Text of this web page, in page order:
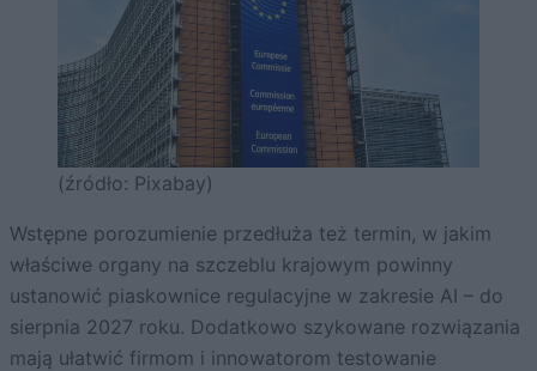
(źródło: Pixabay)
Wstępne porozumienie przedłuża też termin, w jakim
właściwe organy na szczeblu krajowym powinny
ustanowić piaskownice regulacyjne w zakresie AI – do
sierpnia 2027 roku. Dodatkowo szykowane rozwiązania
mają ułatwić firmom i innowatorom testowanie